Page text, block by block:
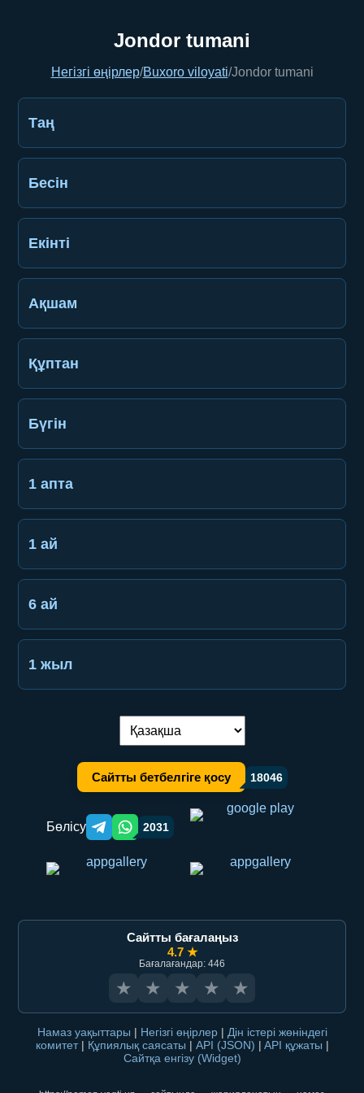
Jondor tumani
Негізгі өңірлер/Buxoro viloyati/Jondor tumani
Таң
Бесін
Екінті
Ақшам
Құптан
Бүгін
1 апта
1 ай
6 ай
1 жыл
Тілді ауыстыру:
Сайтты бетбелгіге қосу 18046
Бөлісу Telegram orqali ulashish
WhatsApp orqali ulashish
2031
Сайтты бағалаңыз
4.7 ★
Бағалағандар: 446
★ ★ ★ ★ ★
Намаз уақыттары | Негізгі өңірлер | Дін істері жөніндегі
комитет | Құпиялық саясаты | API (JSON) | API құжаты |
Сайтқа енгізу (Widget)